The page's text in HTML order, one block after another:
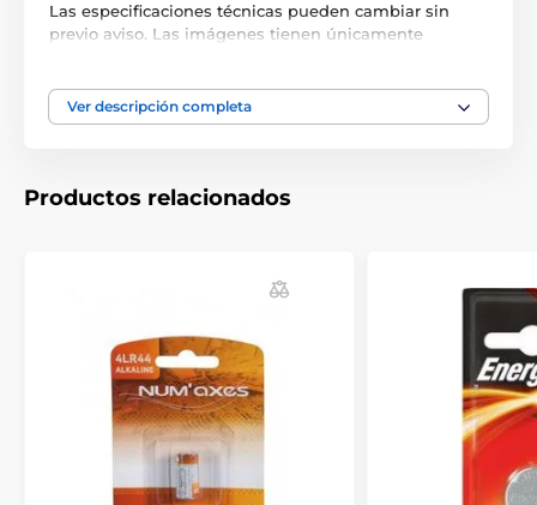
Las especificaciones técnicas pueden cambiar sin
previo aviso. Las imágenes tienen únicamente
Accesorios Collares de adiestramiento
Ver descripción completa
Productos relacionados